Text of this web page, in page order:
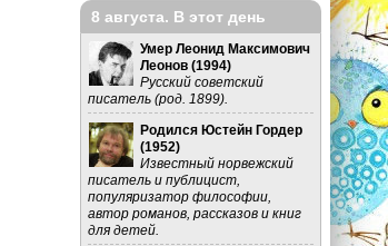
8 августа. В этот день
Умер Леонид Максимович
Леонов (1994)
Русский советский
писатель (род. 1899).
Родился Юстейн Гордер
(1952)
Известный норвежский
писатель и публицист,
популяризатор философии,
автор романов, рассказов и книг
для детей.